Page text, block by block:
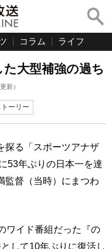
コラム ライフ
大型補強の過ち
更新）
ーリー
探る「スポーツアナザ
53年ぶりの日本一を達
監督（当時）にまつわ
ワイド番組だった『の
して10年ぶりに復活し